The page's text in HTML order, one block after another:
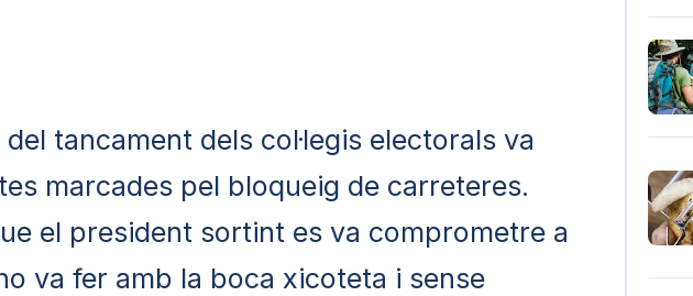
tancament dels col·legis electorals va
marcades pel bloqueig de carreteres.
el president sortint es va comprometre a
va fer amb la boca xicoteta i sense